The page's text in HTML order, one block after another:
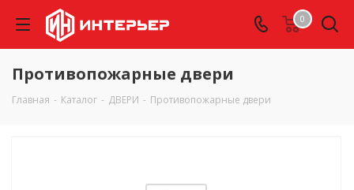
0
Противопожарные двери
Главная - Каталог - ДВЕРИ - Противопожарные двери